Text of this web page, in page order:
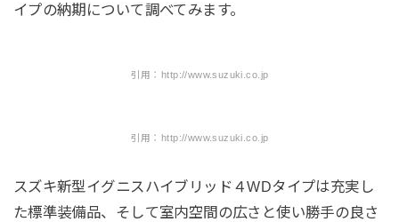
イプの納期について調べてみます。
引用：http://www.suzuki.co.jp
引用：http://www.suzuki.co.jp
スズキ新型イグニスハイブリッド４WDタイプは充実し
た標準装備品、そして室内空間の広さと使い勝手の良さ